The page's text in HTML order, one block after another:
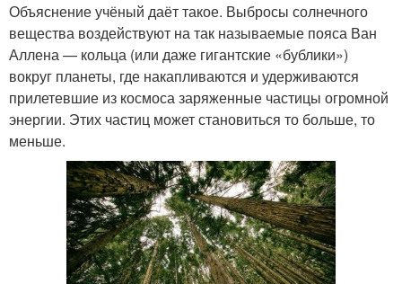
Объяснение учёный даёт такое. Выбросы солнечного
вещества воздействуют на так называемые пояса Ван
Аллена — кольца (или даже гигантские «бублики»)
вокруг планеты, где накапливаются и удерживаются
прилетевшие из космоса заряженные частицы огромной
энергии. Этих частиц может становиться то больше, то
меньше.